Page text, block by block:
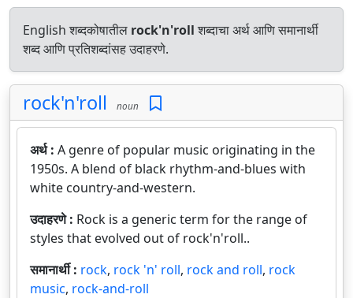
English शब्दकोषातील rock'n'rollशब्दाचा अर्थ आणि समानार्थी
शब्द आणि प्रतिशब्दांसह उदाहरणे.
rock'n'roll noun
अर्थ : A genre of popular music originating in the
1950s. A blend of black rhythm-and-blues with
white country-and-western.
उदाहरणे : Rock is a generic term for the range of
styles that evolved out of rock'n'roll..
समानार्थी : rock, rock 'n' roll, rock and roll, rock
music, rock-and-roll